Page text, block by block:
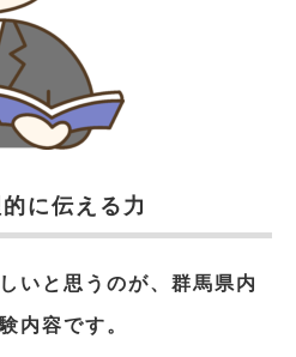
に伝える力
いと思うのが、群馬県内
内容です。